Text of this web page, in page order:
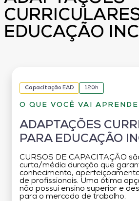
EDUCAÇÃO
Capacitação EAD 120h
O QUE VOCÊ VAI
ADAPTAÇÕES
PARA EDUCAÇÃO
CURSOS DE CAPACITAÇÃO
curta/média duração que
conhecimento,
de profissionais. Uma ótima
não possui ensino superior e
para o mercado de trabalho.